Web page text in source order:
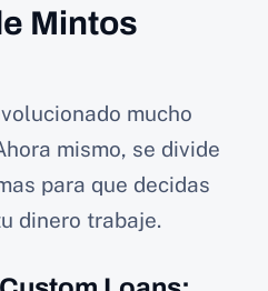
Mintos
mucho
mismo, se divide
para que decidas
dinero trabaje.